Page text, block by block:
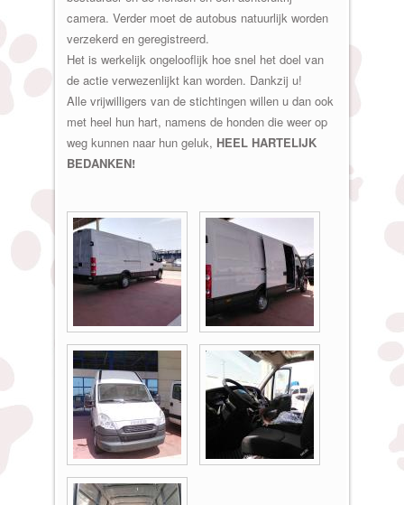
camera. Verder moet de autobus natuurlijk worden
verzekerd en geregistreerd.
Het is werkelijk ongelooflijk hoe snel het doel van
de actie verwezenlijkt kan worden. Dankzij u!
Alle vrijwilligers van de stichtingen willen u dan ook
met heel hun hart, namens de honden die weer op
weg kunnen naar hun geluk, HEEL HARTELIJK
BEDANKEN!